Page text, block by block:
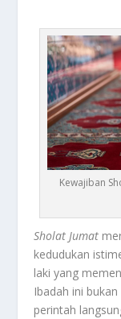
Kewajiban
Sholat Jumat
kedudukan
laki yang
Ibadah ini
perintah